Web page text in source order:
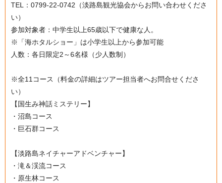
TEL：0799-22-0742（淡路島観光協会からお問い合わせくださ
い）
参加対象者：中学生以上65歳以下で健康な人。
※「海ホタルショー」は小学生以上から参加可能
人数：各日限定2～6名様（少人数制）
※全11コース（料金の詳細はツアー担当者へお問合せくださ
い）
【国生み神話ミステリー】
・沼島コース
・巨石群コース
【淡路島ネイチャーアドベンチャー】
・滝＆渓流コース
・原生林コース